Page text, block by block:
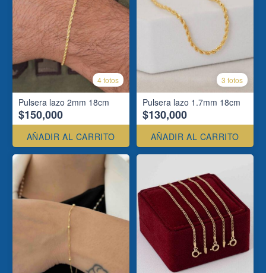
4 fotos
Pulsera lazo 2mm 18cm
$150,000
AÑADIR AL CARRITO
3 fotos
Pulsera lazo 1.7mm 18cm
$130,000
AÑADIR AL CARRITO